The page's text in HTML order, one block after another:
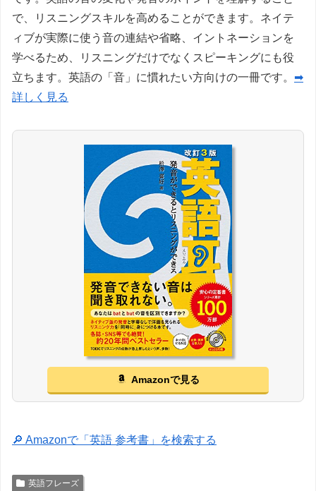
で、リスニングスキルを高めることができます。ネイテ
ィブが実際に使う音の連結や省略、イントネーションを
学べるため、リスニングだけでなくスピーキングにも役
立ちます。英語の「音」に慣れたい方向けの一冊です。 ➡
詳しく見る
Amazonで見る
🔎 Amazonで「英語 参考書」を検索する
英語フレーズ